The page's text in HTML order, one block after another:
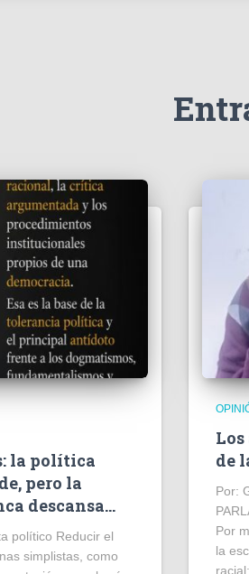
la política
pero la
descansa…
político Reducir el
simplistas, como
de
Por:
Por
la